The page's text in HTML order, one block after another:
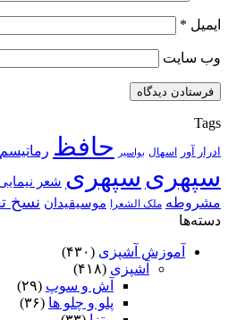
ایمیل *
وب‌ سایت
Tags
ادرار آور اسهال بواسیر حافظ رماتیسم
سپهری سپهری شعر
مشروطه ملک الشعرا موسیقیدان نسخ
دسته‌ها
آموزش آشپزی (۴۳۰)
آشپزی (۴۱۸)
آش و سوپ (۲۹)
پلو و چلو ها (۳۶)